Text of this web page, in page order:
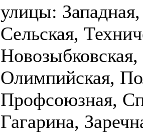
улицы:
Сельская,
Олимпийская,
Профсоюзная,
Гагарина,